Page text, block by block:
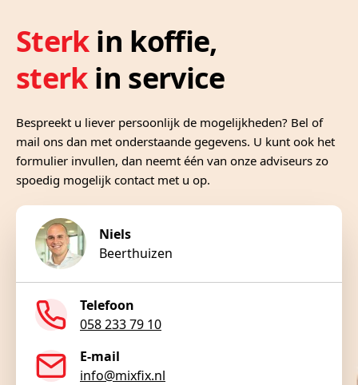
Sterkin koffie,
sterkin service
Bespreekt u liever persoonlijk de mogelijkheden? Bel of
mail ons dan met onderstaande gegevens. U kunt ook het
formulier invullen, dan neemt één van onze adviseurs zo
spoedig mogelijk contact met u op.
Niels
Beerthuizen
Telefoon
058 233 79 10
E-mail
info@mixfix.nl